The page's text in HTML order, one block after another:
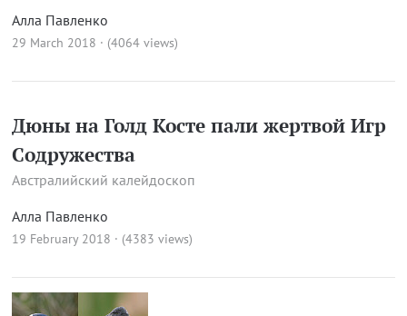
Алла Павленко
29 March 2018 · (4064 views)
Дюны на Голд Косте пали жертвой Игр
Содружества
Австралийский калейдоскоп
Алла Павленко
19 February 2018 · (4383 views)